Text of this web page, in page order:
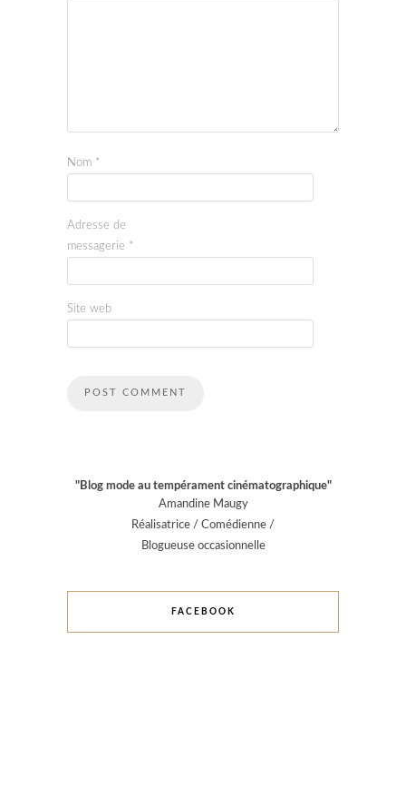
Nom *
Adresse de
messagerie *
Site web
"Blog mode au tempérament cinématographique"
Amandine Maugy
Réalisatrice / Comédienne /
Blogueuse occasionnelle
FACEBOOK